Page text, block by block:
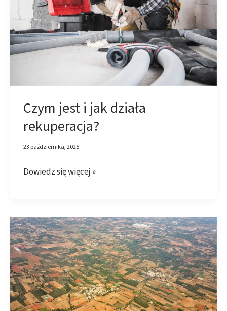
Czym jest i jak działa
rekuperacja?
23 października, 2025
jak
działa
rekuperacja?
Dowiedz się więcej »
Jak
przygotować
działkę
pod
budowę
domu?